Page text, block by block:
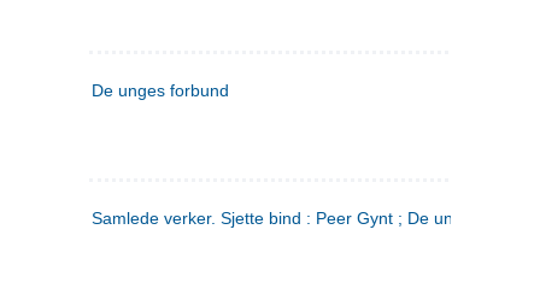
De unges forbund
Samlede verker. Sjette bind : Peer Gynt ; De unges